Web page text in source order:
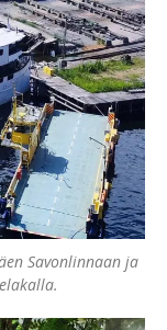
Savonlinnaan ja